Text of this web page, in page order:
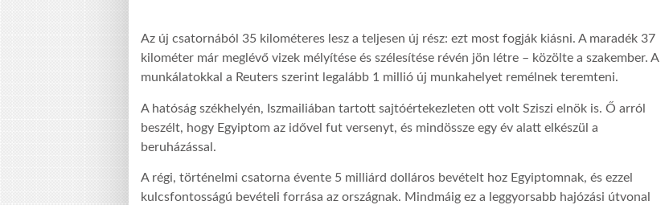
Az új csatornából 35 kilométeres lesz a teljesen új rész: ezt most fogják kiásni. A maradék 37
kilométer már meglévő vizek mélyítése és szélesítése révén jön létre – közölte a szakember. A
munkálatokkal a Reuters szerint legalább 1 millió új munkahelyet remélnek teremteni.
A hatóság székhelyén, Iszmailiában tartott sajtóértekezleten ott volt Sziszi elnök is. Ő arról
beszélt, hogy Egyiptom az idővel fut versenyt, és mindössze egy év alatt elkészül a
beruházással.
A régi, történelmi csatorna évente 5 milliárd dolláros bevételt hoz Egyiptomnak, és ezzel
kulcsfontosságú bevételi forrása az országnak. Mindmáig ez a leggyorsabb hajózási útvonal